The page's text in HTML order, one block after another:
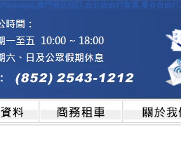
澳門酒店預訂,台北自由行套票,曼谷自由